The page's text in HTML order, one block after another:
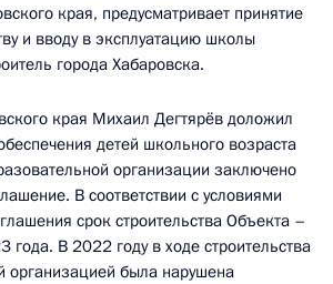
края, предусматривает принятие
и вводу в эксплуатацию школы
города Хабаровска.
края Михаил Дегтярёв доложил
детей школьного возраста
организации заключено
В соответствии с условиями
срок строительства Объекта –
года. В 2022 году в ходе строительства
организацией была нарушена